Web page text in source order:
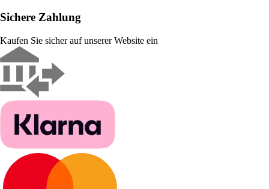
Sichere Zahlung
Kaufen Sie sicher auf unserer Website ein